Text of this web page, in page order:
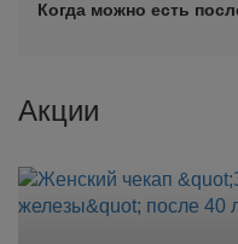
Когда можно есть
Акции